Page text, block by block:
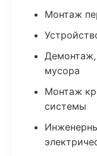
Монтаж
Демонтаж,
мусора
Монтаж
системы